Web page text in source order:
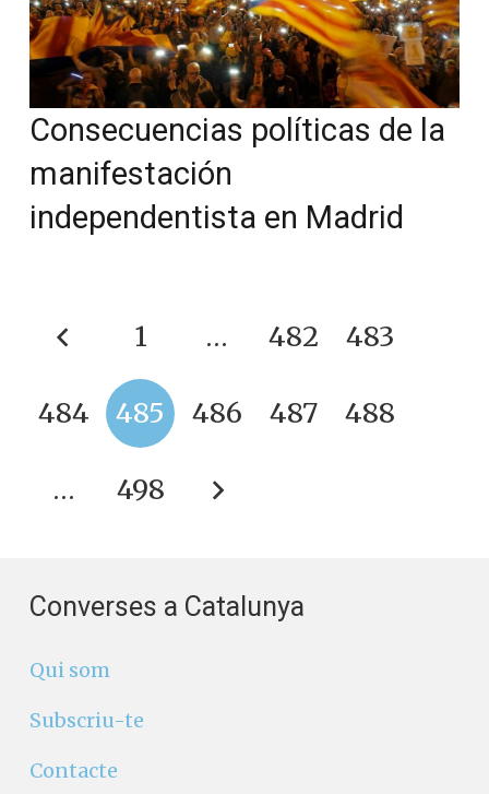
Consecuencias políticas de la
manifestación
independentista en Madrid
1 … 482 483
484 485 486 487 488
… 498
Converses a Catalunya
Qui som
Subscriu-te
Contacte